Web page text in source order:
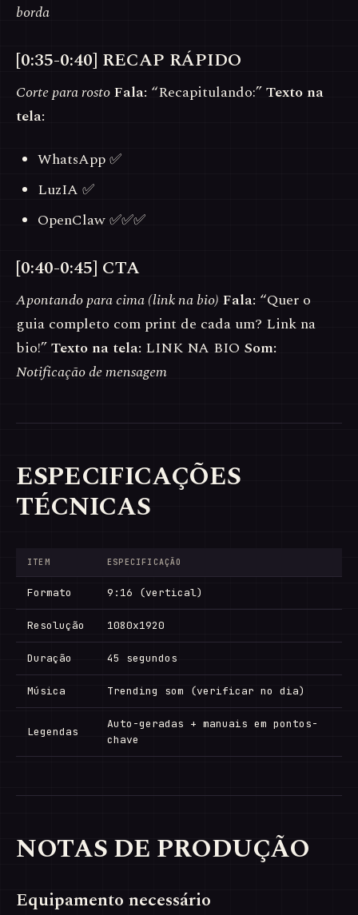
borda
[0:35-0:40] RECAP RÁPIDO
Corte para rostoFala: “Recapitulando:”Texto na
tela:
WhatsApp ✅
LuzIA ✅
OpenClaw ✅✅✅
[0:40-0:45] CTA
Apontando para cima (link na bio) Fala: “Quer o
guia completo com print de cada um? Link na
bio!”Texto na tela: LINK NA BIO Som:
Notificação de mensagem
ESPECIFICAÇÕES
TÉCNICAS
ITEM ESPECIFICAÇÃO
Formato 9:16 (vertical)
Resolução 1080x1920
Duração 45 segundos
Música Trending som (verificar no dia)
Legendas
Auto-geradas + manuais em pontos-
chave
NOTAS DE PRODUÇÃO
Equipamento necessário